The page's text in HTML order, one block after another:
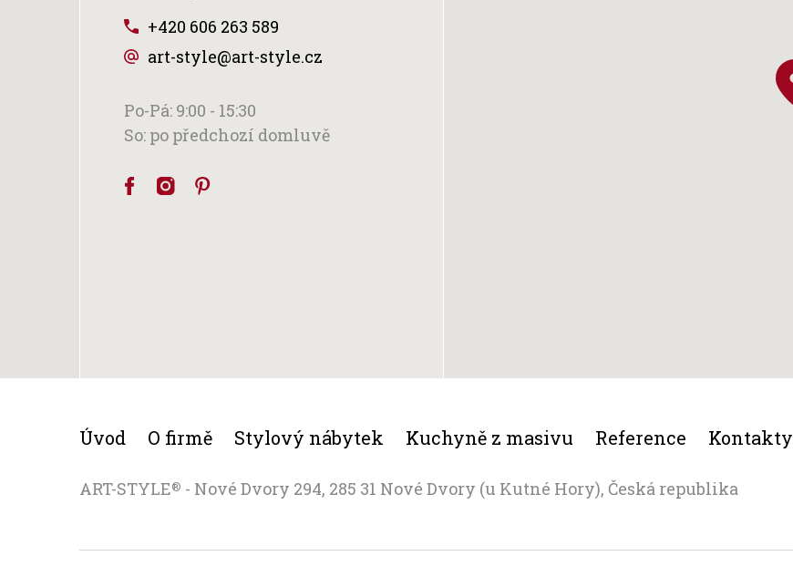
+420 606 263 589
art-style@art-style.cz
Po-Pá: 9:00 - 15:30
So: po předchozí domluvě
Úvod O firmě Stylový nábytek Kuchyně z masivu Reference Kontakty
ART-STYLE® - Nové Dvory 294, 285 31 Nové Dvory (u Kutné Hory), Česká republika